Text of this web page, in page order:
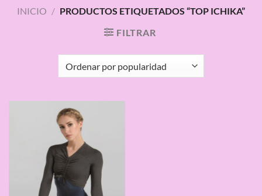
INICIO / PRODUCTOS ETIQUETADOS “TOP ICHIKA”
FILTRAR